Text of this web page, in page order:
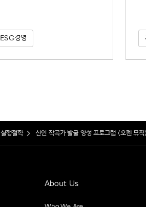
ESG경영
실행철학 신인 작곡가 발굴 양성 프로그램 <오펜 뮤직>
About Us